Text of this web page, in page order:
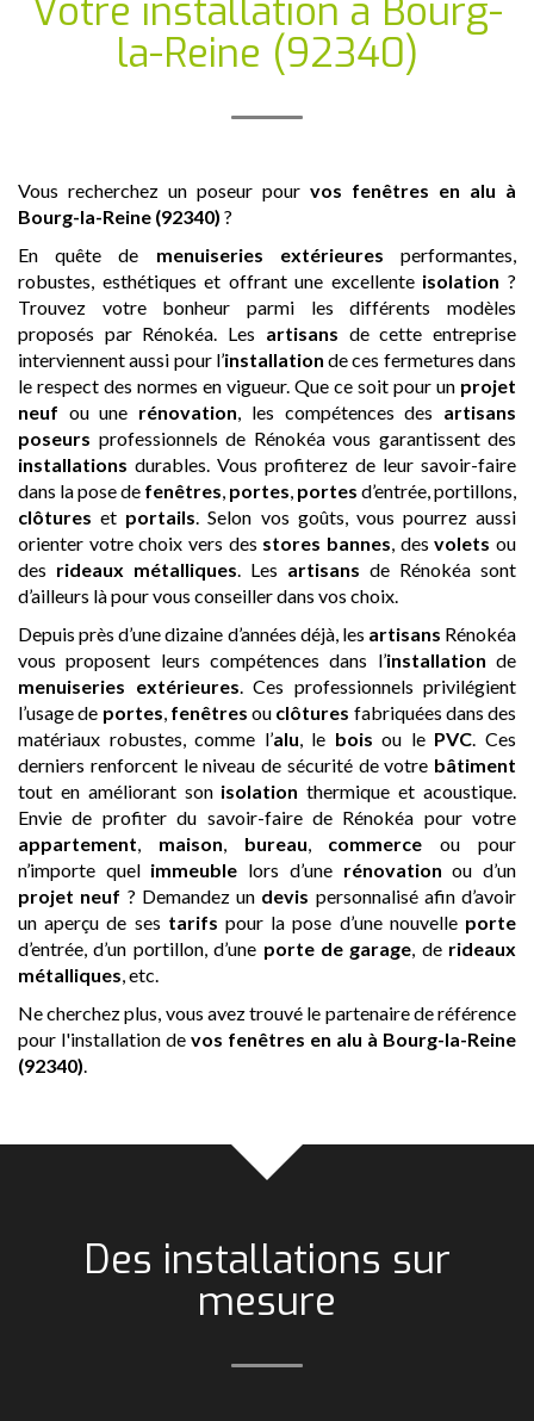
Votre installation à Bourg-
la-Reine (92340)
Vous recherchez un poseur pour vos fenêtres en alu à
Bourg-la-Reine (92340) ?
En quête de menuiseries extérieures performantes,
robustes, esthétiques et offrant une excellente isolation ?
Trouvez votre bonheur parmi les différents modèles
proposés par Rénokéa. Les artisans de cette entreprise
interviennent aussi pour l’installation de ces fermetures dans
le respect des normes en vigueur. Que ce soit pour un projet
neuf ou une rénovation, les compétences des artisans
poseurs professionnels de Rénokéa vous garantissent des
installations durables. Vous profiterez de leur savoir-faire
dans la pose de fenêtres, portes, portes d’entrée, portillons,
clôtures et portails. Selon vos goûts, vous pourrez aussi
orienter votre choix vers des stores bannes, desvolets ou
des rideaux métalliques. Les artisans de Rénokéa sont
d’ailleurs là pour vous conseiller dans vos choix.
Depuis près d’une dizaine d’années déjà, les artisans Rénokéa
vous proposent leurs compétences dans l’installation de
menuiseries extérieures. Ces professionnels privilégient
l’usage de portes, fenêtres ou clôtures fabriquées dans des
matériaux robustes, comme l’alu, le bois ou le PVC. Ces
derniers renforcent le niveau de sécurité de votre bâtiment
tout en améliorant son isolation thermique et acoustique.
Envie de profiter du savoir-faire de Rénokéa pour votre
appartement, maison, bureau, commerce ou pour
n’importe quel immeuble lors d’une rénovation ou d’un
projet neuf ? Demandez un devis personnalisé afin d’avoir
un aperçu de ses tarifs pour la pose d’une nouvelle porte
d’entrée, d’un portillon, d’une porte de garage, de rideaux
métalliques, etc.
Ne cherchez plus, vous avez trouvé le partenaire de référence
pour l'installation de vos fenêtres en alu à Bourg-la-Reine
(92340).
Des installations sur
mesure